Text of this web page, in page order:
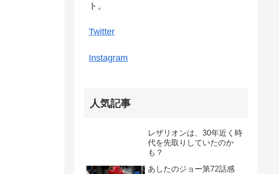
ト。
Twitter
Instagram
人気記事
レザリオンは、30年近く時
代を先取りしていたのか
も？
あしたのジョー第72話感